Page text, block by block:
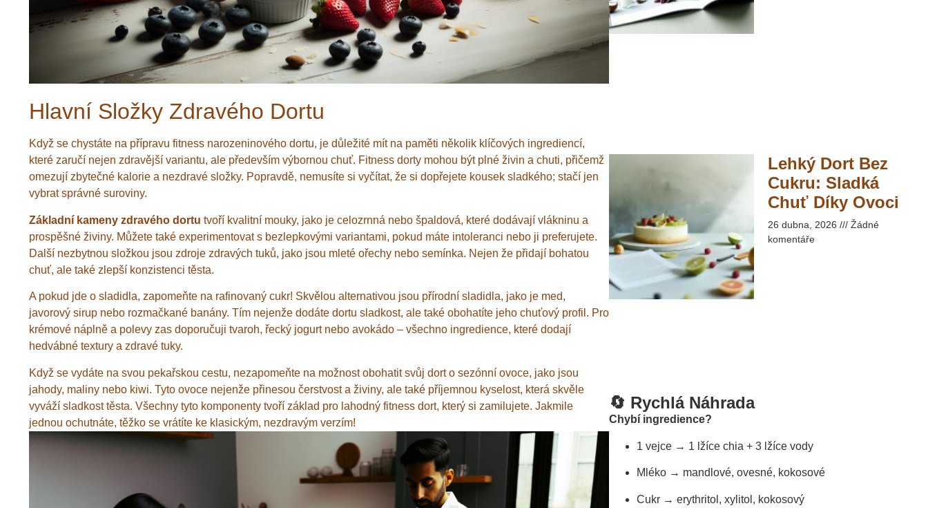
Hlavní Složky Zdravého Dortu
Když se chystáte na přípravu fitness narozeninového dortu, je důležité mít na paměti několik klíčových ingrediencí,
které zaručí nejen zdravější variantu, ale především výbornou chuť. Fitness dorty mohou být plné živin a chuti, přičemž
omezují zbytečné kalorie a nezdravé složky. Popravdě, nemusíte si vyčítat, že si dopřejete kousek sladkého; stačí jen
vybrat správné suroviny.
Základní kameny zdravého dortu tvoří kvalitní mouky, jako je celozrnná nebo špaldová, které dodávají vlákninu a
prospěšné živiny. Můžete také experimentovat s bezlepkovými variantami, pokud máte intoleranci nebo ji preferujete.
Další nezbytnou složkou jsou zdroje zdravých tuků, jako jsou mleté ořechy nebo semínka. Nejen že přidají bohatou
chuť, ale také zlepší konzistenci těsta.
A pokud jde o sladidla, zapomeňte na rafinovaný cukr! Skvělou alternativou jsou přírodní sladidla, jako je med,
javorový sirup nebo rozmačkané banány. Tím nejenže dodáte dortu sladkost, ale také obohatíte jeho chuťový profil. Pro
krémové náplně a polevy zas doporučuji tvaroh, řecký jogurt nebo avokádo – všechno ingredience, které dodají
hedvábné textury a zdravé tuky.
Když se vydáte na svou pekařskou cestu, nezapomeňte na možnost obohatit svůj dort o sezónní ovoce, jako jsou
jahody, maliny nebo kiwi. Tyto ovoce nejenže přinesou čerstvost a živiny, ale také příjemnou kyselost, která skvěle
vyváží sladkost těsta. Všechny tyto komponenty tvoří základ pro lahodný fitness dort, který si zamilujete. Jakmile
jednou ochutnáte, těžko se vrátíte ke klasickým, nezdravým verzím!
Lehký Dort Bez
Cukru: Sladká
Chuť Díky Ovoci​
26 dubna, 2026
Žádné
komentáře
🔄 Rychlá Náhrada
Chybí ingredience?
1 vejce → 1 lžíce chia + 3 lžíce vody
Mléko → mandlové, ovesné, kokosové
Cukr → erythritol, xylitol, kokosový